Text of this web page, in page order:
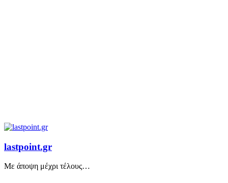
lastpoint.gr
Με άποψη μέχρι τέλους…